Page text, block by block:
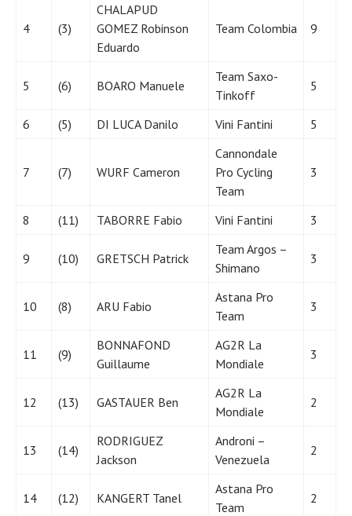
4 (3)
CHALAPUD
GOMEZ Robinson
Eduardo
Team Colombia 9
5 (6) BOARO Manuele
Team Saxo-
Tinkoff
5
6 (5) DI LUCA Danilo Vini Fantini 5
7 (7) WURF Cameron
Cannondale
Pro Cycling
Team
3
8 (11) TABORRE Fabio Vini Fantini 3
9 (10) GRETSCH Patrick
Team Argos –
Shimano
3
10 (8) ARU Fabio
Astana Pro
Team
3
11 (9)
BONNAFOND
Guillaume
AG2R La
Mondiale
3
12 (13) GASTAUER Ben
AG2R La
Mondiale
2
13 (14)
RODRIGUEZ
Jackson
Androni –
Venezuela
2
14 (12) KANGERT Tanel
Astana Pro
Team
2